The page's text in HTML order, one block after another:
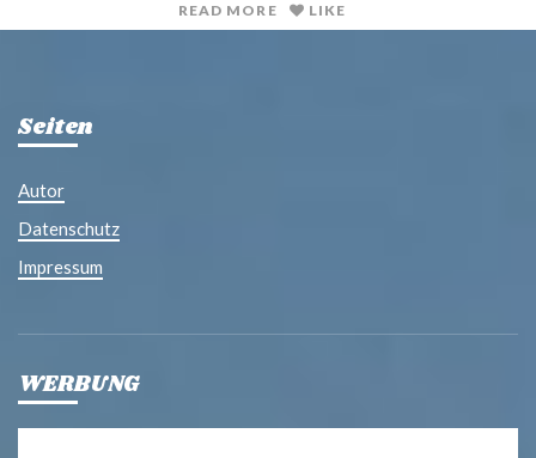
READ MORE
LIKE
Seiten
Autor
Datenschutz
Impressum
WERBUNG